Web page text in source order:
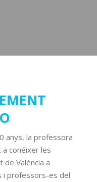
anys, la professora
a conéixer les
de València a
i professors-es del